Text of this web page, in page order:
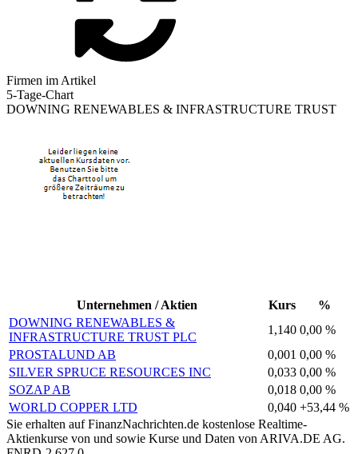
Firmen im Artikel
5-Tage-Chart
DOWNING RENEWABLES & INFRASTRUCTURE TRUST
Unternehmen / Aktien Kurs
%
DOWNING RENEWABLES &
INFRASTRUCTURE TRUST PLC
1,140 0,00 %
PROSTALUND AB
0,001 0,00 %
SILVER SPRUCE RESOURCES INC
0,033 0,00 %
SOZAP AB
0,018 0,00 %
WORLD COPPER LTD
0,040 +53,44 %
Sie erhalten auf FinanzNachrichten.de kostenlose Realtime-
Aktienkurse von und sowie Kurse und Daten von ARIVA.DE AG.